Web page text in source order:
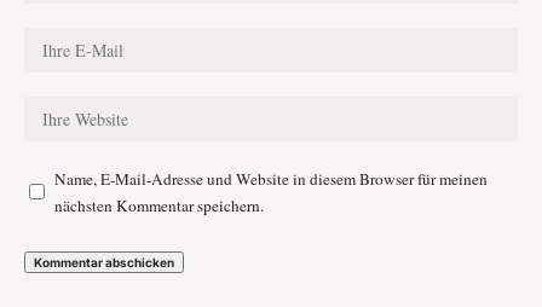
Name, E-Mail-Adresse und Website in diesem Browser für meinen
nächsten Kommentar speichern.